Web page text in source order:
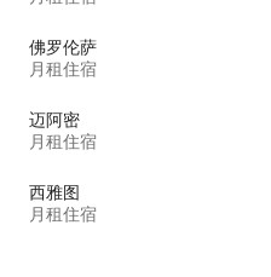
佛罗伦萨
月租住宿
迈阿密
月租住宿
西雅图
月租住宿